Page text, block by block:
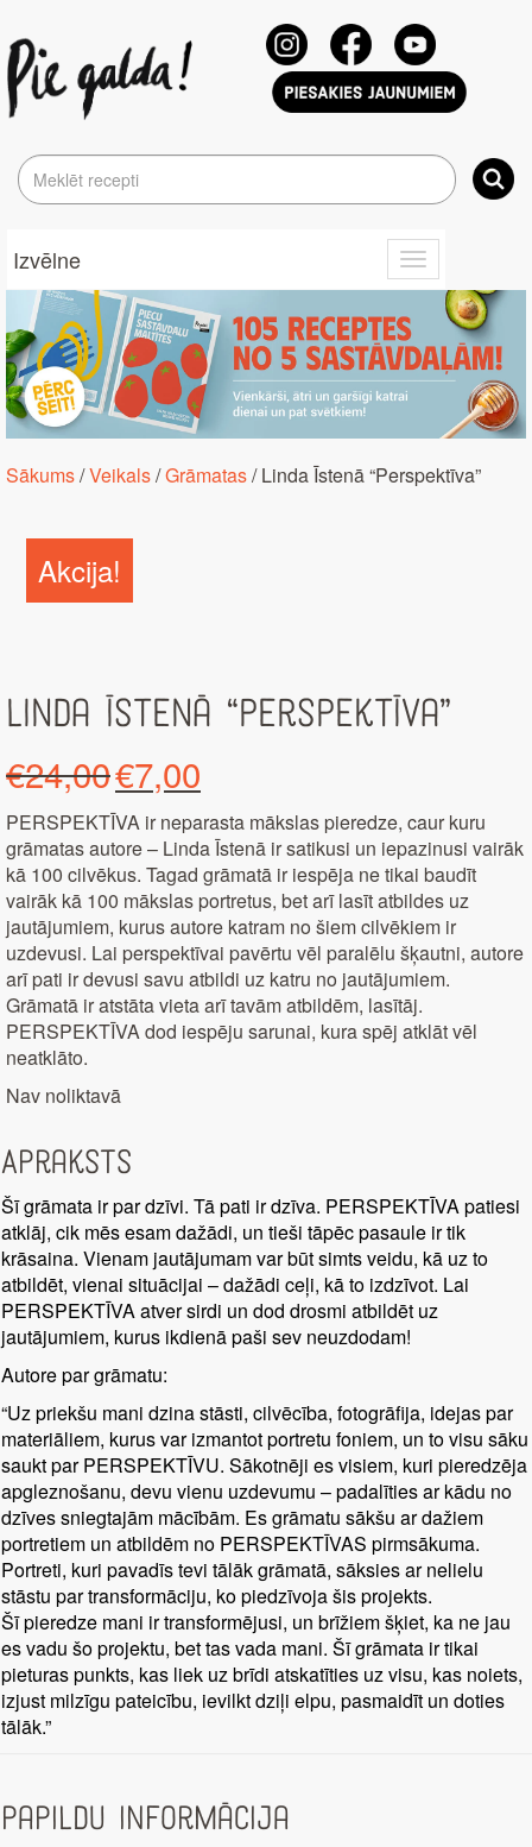
Toggle
navigation
Izvēlne
Sākums/Veikals/Grāmatas/ Linda Īstenā “Perspektīva”
Akcija!
Linda Īstenā “Perspektīva”
€24,00 Original
price
was:
€24,00.
€7,00price
€7,00.
PERSPEKTĪVA ir neparasta mākslas pieredze, caur kuru
grāmatas autore – Linda Īstenā ir satikusi un iepazinusi vairāk
kā 100 cilvēkus. Tagad grāmatā ir iespēja ne tikai baudīt
vairāk kā 100 mākslas portretus, bet arī lasīt atbildes uz
jautājumiem, kurus autore katram no šiem cilvēkiem ir
uzdevusi. Lai perspektīvai pavērtu vēl paralēlu šķautni, autore
arī pati ir devusi savu atbildi uz katru no jautājumiem.
Grāmatā ir atstāta vieta arī tavām atbildēm, lasītāj.
PERSPEKTĪVA dod iespēju sarunai, kura spēj atklāt vēl
neatklāto.
Nav noliktavā
Apraksts
Šī grāmata ir par dzīvi. Tā pati ir dzīva. PERSPEKTĪVA patiesi
atklāj, cik mēs esam dažādi, un tieši tāpēc pasaule ir tik
krāsaina. Vienam jautājumam var būt simts veidu, kā uz to
atbildēt, vienai situācijai – dažādi ceļi, kā to izdzīvot. Lai
PERSPEKTĪVA atver sirdi un dod drosmi atbildēt uz
jautājumiem, kurus ikdienā paši sev neuzdodam!
Autore par grāmatu:
“Uz priekšu mani dzina stāsti, cilvēcība, fotogrāfija, idejas par
materiāliem, kurus var izmantot portretu foniem, un to visu sāku
saukt par PERSPEKTĪVU. Sākotnēji es visiem, kuri pieredzēja
apgleznošanu, devu vienu uzdevumu – padalīties ar kādu no
dzīves sniegtajām mācībām. Es grāmatu sākšu ar dažiem
portretiem un atbildēm no PERSPEKTĪVAS pirmsākuma.
Portreti, kuri pavadīs tevi tālāk grāmatā, sāksies ar nelielu
stāstu par transformāciju, ko piedzīvoja šis projekts.
Šī pieredze mani ir transformējusi, un brīžiem šķiet, ka ne jau
es vadu šo projektu, bet tas vada mani. Šī grāmata ir tikai
pieturas punkts, kas liek uz brīdi atskatīties uz visu, kas noiets,
izjust milzīgu pateicību, ievilkt dziļi elpu, pasmaidīt un doties
tālāk.”
Papildu informācija